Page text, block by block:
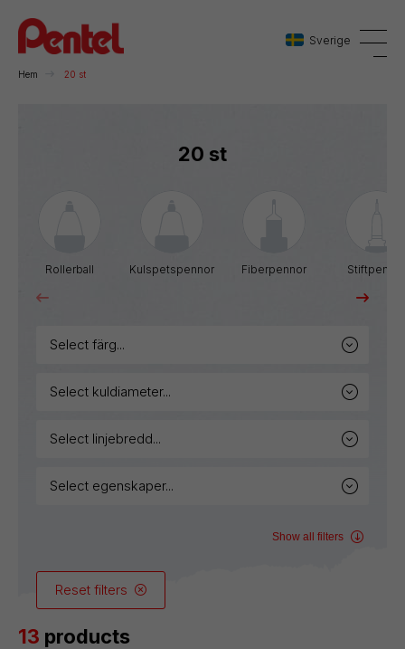
Sverige
Hem 20 st
20 st
Rollerball Kulspetspennor Fiberpennor
select färg...
select kuldiameter...
select linjebredd...
select egenskaper...
Show all filters
Reset filters
13 products